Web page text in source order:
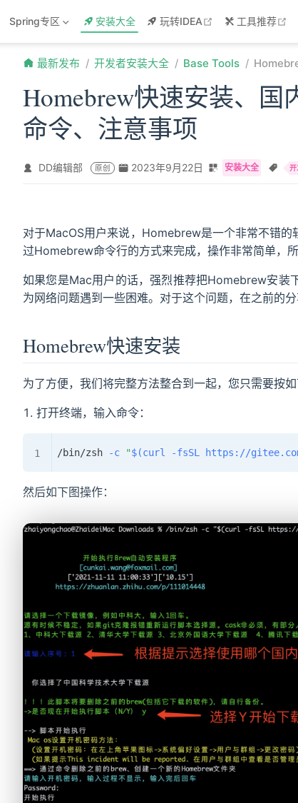
Spring专区 安装大全 玩转IDEA open in new
工具推荐
最新发布 开发者安装大全 Base Tools
Homebrew快速安装、国
命令、注意事项
DD编辑部 原创 2023年9月22日 安装大全 开
对于MacOS用户来说，Homebrew是一个非常不错
过Homebrew命令行的方式来完成，操作非常简单，所
如果您是Mac用户的话，强烈推荐把Homebrew安装
为网络问题遇到一些困难。对于这个问题，在之前的
Homebrew快速安装
为了方便，我们将完整方法整合到一起，您只需要按
打开终端，输入命令：
/bin/zsh -c "$(curl -fsSL https://gitee.com/
然后如下图操作：